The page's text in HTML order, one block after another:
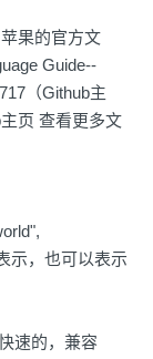
果的官方文
Guide--
（Github主
页 查看更多文
示，也可以表示
速的，兼容